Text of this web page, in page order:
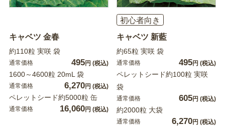
キャベツ 金春
約110粒 実咲 袋
通常価格 495円 (税込)
1600～4600粒 20mL 袋
通常価格 6,270円 (税込)
ペレットシード約5000粒 缶
通常価格 16,060円 (税込)
初心者向き
キャベツ 新藍
約65粒 実咲 袋
通常価格 495円 (税込)
ペレットシード約100粒 実咲
袋
通常価格 605円 (税込)
約2000粒 大袋
通常価格 6,270円 (税込)